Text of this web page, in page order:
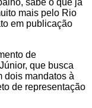
mais pelo Rio
em publicação
de
que busca
dois mandatos à
de representação